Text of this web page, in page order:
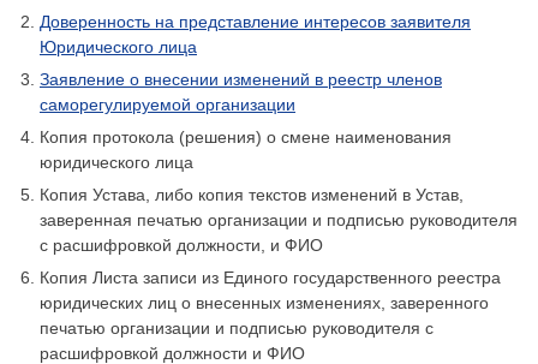
Доверенность на представление интересов заявителя
Юридического лица
Заявление о внесении изменений в реестр членов
саморегулируемой организации
Копия протокола (решения) о смене наименования
юридического лица
Копия Устава, либо копия текстов изменений в Устав,
заверенная печатью организации и подписью руководителя
с расшифровкой должности, и ФИО
Копия Листа записи из Единого государственного реестра
юридических лиц о внесенных изменениях, заверенного
печатью организации и подписью руководителя с
расшифровкой должности и ФИО